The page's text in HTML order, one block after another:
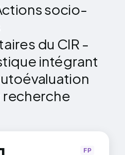
socio-
du CIR -
intégrant
recherche
FP